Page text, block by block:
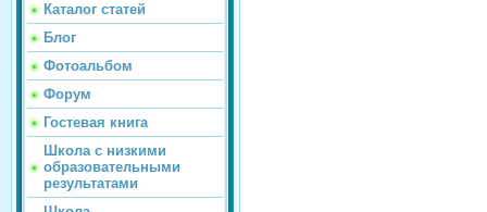
Каталог статей
Блог
Фотоальбом
Форум
Гостевая книга
Школа с низкими
образовательными
результатами